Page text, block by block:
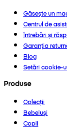
Găsește un
Centrul de
Întrebări și
Garanția
Blog
Setări cookie-
Produse
Colecții
Bebeluși
Copii